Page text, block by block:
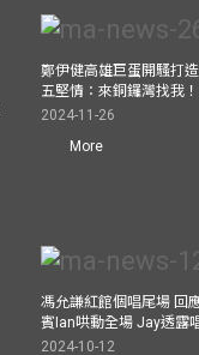
鄭伊健高雄巨蛋開騷打
五堅情：來銅鑼灣找我！
2024-11-26
More
馮允謙紅館個唱尾場 回
賓Ian哄動全場 Jay透露
2024-10-12